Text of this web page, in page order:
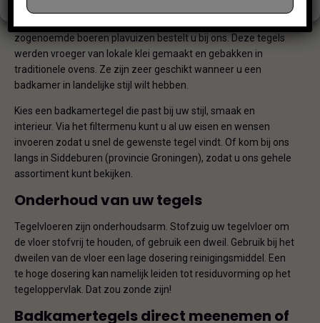
uitstraling creëren: helemaal van nu! Voor een warme en
zogenoemde boeren plavuizen bestelt u bij ons. Deze tegels
werden vroeger van lokale klei gemaakt en gebakken in
traditionele ovens. Ze zijn zeer geschikt wanneer u een
badkamer in landelijke stijl wilt hebben.
Kies een badkamertegel die past bij uw stijl, smaak en
interieur. Via het filtermenu kunt u al uw eisen en wensen
invoeren zodat u snel de gewenste tegel vindt. Of kom bij ons
langs in Siddeburen (provincie Groningen), zodat u ons gehele
assortiment kunt bekijken.
Onderhoud van uw tegels
Tegelvloeren zijn onderhoudsarm. Stofzuig uw tegelvloer om
de vloer stofvrij te houden, of gebruik een dweil. Gebruik bij het
dweilen van de vloer een lage dosering reinigingsmiddel. Een
te hoge dosering kan namelijk leiden tot residuvorming op het
tegeloppervlak. Dat zou zonde zijn!
Badkamertegels direct meenemen of